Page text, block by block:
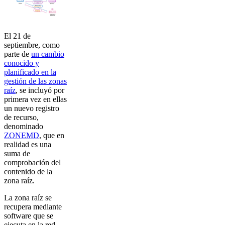
El 21 de
septiembre, como
parte de un cambio
conocido y
planificado en la
gestión de las zonas
raíz, se incluyó por
primera vez en ellas
un nuevo registro
de recurso,
denominado
ZONEMD, que en
realidad es una
suma de
comprobación del
contenido de la
zona raíz.
La zona raíz se
recupera mediante
software que se